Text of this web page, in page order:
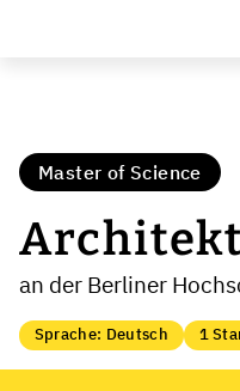
Master of Science
an der Berliner
Sprache: Deutsch 1